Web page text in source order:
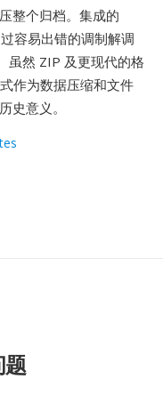
整个归档。集成的
容易出错的调制解调
虽然 ZIP 及更现代的格
作为数据压缩和文件
史意义。